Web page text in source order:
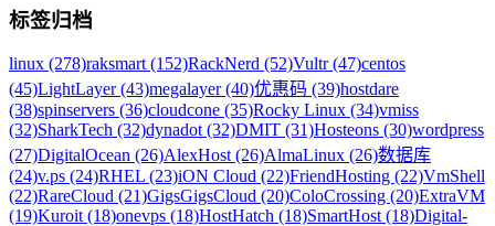
标签归档
linux (278)raksmart (152)RackNerd (52)Vultr (47)centos
(45)LightLayer (43)megalayer (40)优惠码 (39)hostdare
(38)spinservers (36)cloudcone (35)Rocky Linux (34)vmiss
(32)SharkTech (32)dynadot (32)DMIT (31)Hosteons (30)wordpress
(27)DigitalOcean (26)AlexHost (26)AlmaLinux (26)数据库
(24)v.ps (24)RHEL (23)iON Cloud (22)FriendHosting (22)VmShell
(22)RareCloud (21)GigsGigsCloud (20)ColoCrossing (20)ExtraVM
(19)Kuroit (18)onevps (18)HostHatch (18)SmartHost (18)Digital-